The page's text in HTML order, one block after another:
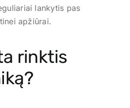
lankytis pas
apžiūrai.
rinktis